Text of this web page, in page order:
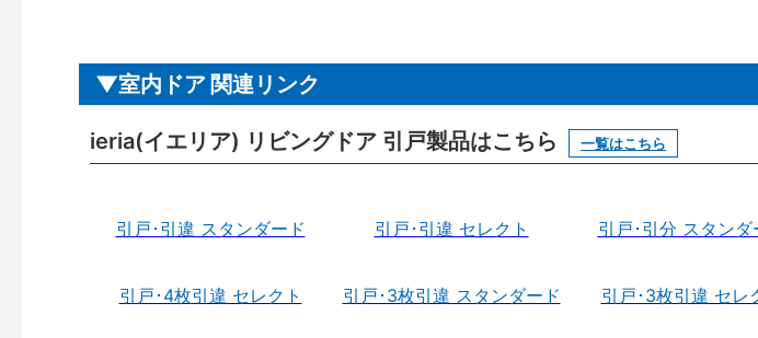
室内ドア 関連リンク
ieria(イエリア) リビングドア 引戸製品はこちら 一覧はこちら
引戸･引違 スタンダード 引戸･引違 セレクト 引戸･引分 スタンダ
引戸･4枚引違 セレクト 引戸･3枚引違 スタンダード 引戸･3枚引違 セレ